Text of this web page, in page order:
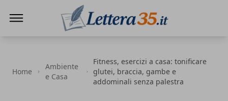
Home
Ambiente
e Casa
Fitness, esercizi a casa: tonificare
glutei, braccia, gambe e
addominali senza palestra